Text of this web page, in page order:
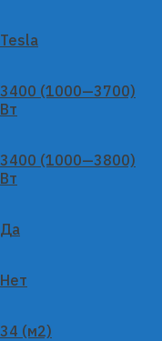
Tesla
3400 (1000—3700)
Вт
3400 (1000—3800)
Вт
Да
Нет
34 (м2)